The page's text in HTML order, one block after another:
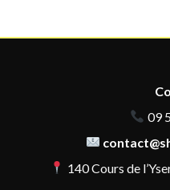
09
140 Cours de